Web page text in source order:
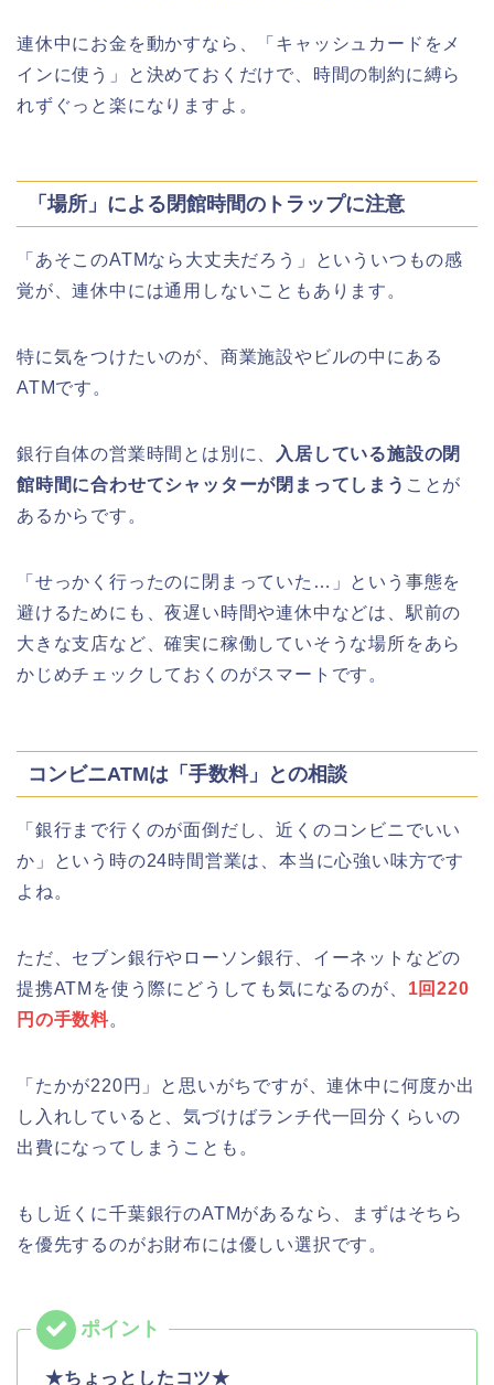
連休中にお金を動かすなら、「キャッシュカードをメ
インに使う」と決めておくだけで、時間の制約に縛ら
れずぐっと楽になりますよ。
「場所」による閉館時間のトラップに注意
「あそこのATMなら大丈夫だろう」といういつもの感
覚が、連休中には通用しないこともあります。
特に気をつけたいのが、商業施設やビルの中にある
ATMです。
銀行自体の営業時間とは別に、
入居している施設の閉
館時間に合わせてシャッターが閉まってしまう ことが
あるからです。
「せっかく行ったのに閉まっていた…」という事態を
避けるためにも、夜遅い時間や連休中などは、駅前の
大きな支店など、確実に稼働していそうな場所をあら
かじめチェックしておくのがスマートです。
コンビニATMは「手数料」との相談
「銀行まで行くのが面倒だし、近くのコンビニでいい
か」という時の24時間営業は、本当に心強い味方です
よね。
ただ、セブン銀行やローソン銀行、イーネットなどの
提携ATMを使う際にどうしても気になるのが、 1回220
円の手数料。
「たかが220円」と思いがちですが、連休中に何度か出
し入れしていると、気づけばランチ代一回分くらいの
出費になってしまうことも。
もし近くに千葉銀行のATMがあるなら、まずはそちら
を優先するのがお財布には優しい選択です。
★ちょっとしたコツ★